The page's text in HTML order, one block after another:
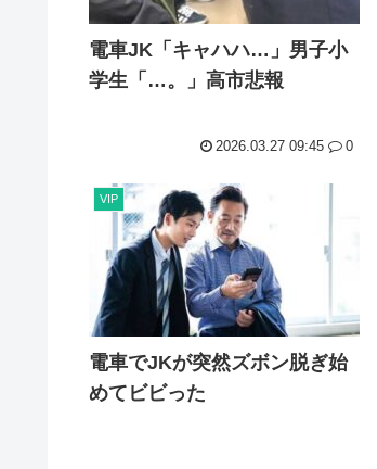
電車JK「キャハハ…」男子小
学生「…。」高市悲報
2026.03.27 09:45 0
VIP
電車でJKが突然ズボン脱ぎ始
めてビビった